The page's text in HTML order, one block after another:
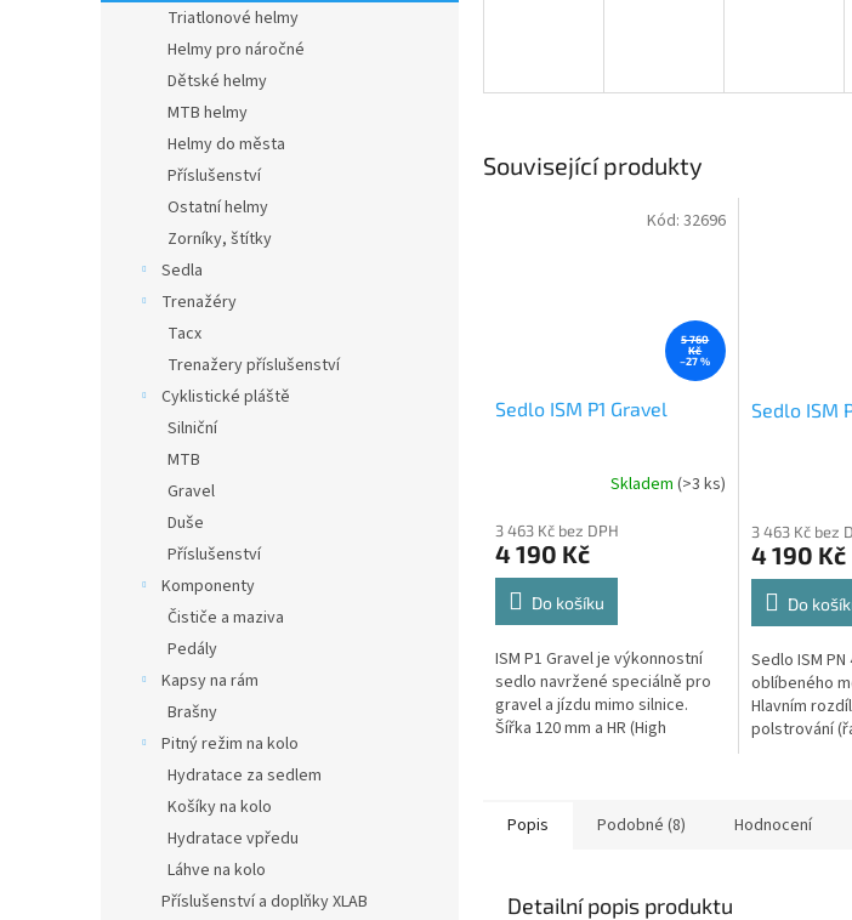
Triatlonové helmy
Helmy pro náročné
Dětské helmy
MTB helmy
Helmy do města
Příslušenství
Ostatní helmy
Zorníky, štítky
Sedla
Trenažéry
Tacx
Trenažery příslušenství
Cyklistické pláště
Silniční
MTB
Gravel
Duše
Příslušenství
Komponenty
Čističe a maziva
Pedály
Kapsy na rám
Brašny
Pitný režim na kolo
Hydratace za sedlem
Košíky na kolo
Hydratace vpředu
Láhve na kolo
Příslušenství a doplňky XLAB
Související produkty
5 760
Kč
–27 %
Sedlo ISM P1 Gravel
Skladem (>3 ks)
3 463 Kč bez DPH
4 190 Kč
Do košíku
ISM P1 Gravel je výkonnostní
sedlo navržené speciálně pro
gravel a jízdu mimo silnice.
Šířka 120 mm a HR (High
Kód: 32696
Sedlo ISM
3 463 Kč bez
4 190 Kč
Do
Sedlo ISM
oblíbeného
Hlavním
polstrování
Popis Podobné (8) Hodnocení
Detailní popis produktu